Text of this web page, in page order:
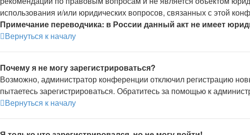
использования и/или юридических вопросов, связанных с этой
Примечание переводчика: в России данный акт не имеет
Вернуться к началу
Почему я не могу зарегистрироваться?
Возможно, администратор конференции отключил регистрацию
пытаетесь зарегистрироваться. Обратитесь за помощью к
Вернуться к началу